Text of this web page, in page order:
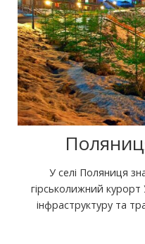
У селі Поляниця
гірськолижний
інфраструктуру та